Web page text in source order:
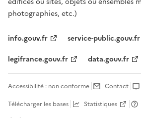
photographies, etc.)
info.gouv.fr
service-public.gouv.fr
legifrance.gouv.fr
data.gouv.fr
Accessibilité : non conforme Contact
Télécharger les bases
Statistiques